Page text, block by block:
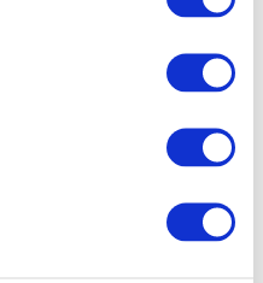
vechi de zeci de